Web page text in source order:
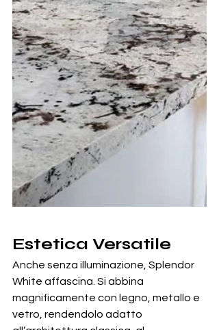
Estetica Versatile
Anche senza illuminazione, Splendor
White affascina. Si abbina
magnificamente con legno, metallo e
vetro, rendendolo adatto